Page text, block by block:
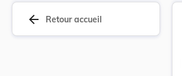
arrow_back Retour accueil